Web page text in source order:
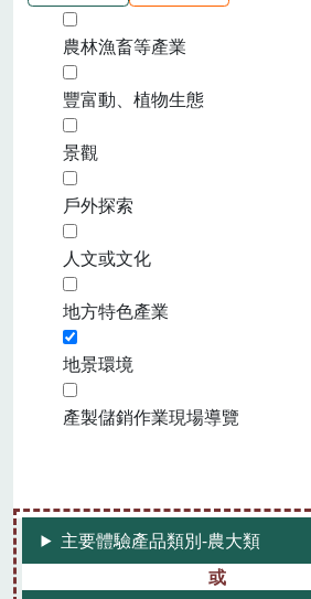
農林漁畜等產業
豐富動、植物生態
景觀
戶外探索
人文或文化
地方特色產業
地景環境
產製儲銷作業現場導覽
主要體驗產品類別-農大類